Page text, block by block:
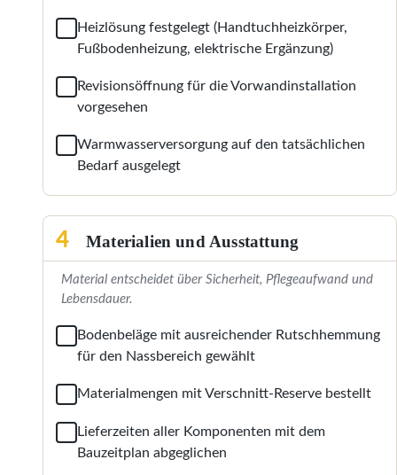
Heizlösung festgelegt (Handtuchheizkörper,
Fußbodenheizung, elektrische Ergänzung)
Revisionsöffnung für die Vorwandinstallation
vorgesehen
Warmwasserversorgung auf den tatsächlichen
Bedarf ausgelegt
4 Materialien und Ausstattung
Material entscheidet über Sicherheit, Pflegeaufwand und
Lebensdauer.
Bodenbeläge mit ausreichender Rutschhemmung
für den Nassbereich gewählt
Materialmengen mit Verschnitt-Reserve bestellt
Lieferzeiten aller Komponenten mit dem
Bauzeitplan abgeglichen